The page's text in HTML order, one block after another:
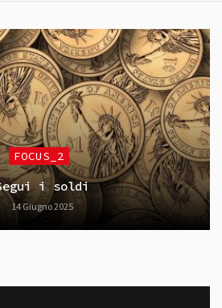
FOCUS_2
i soldi
14 Giugno 2025